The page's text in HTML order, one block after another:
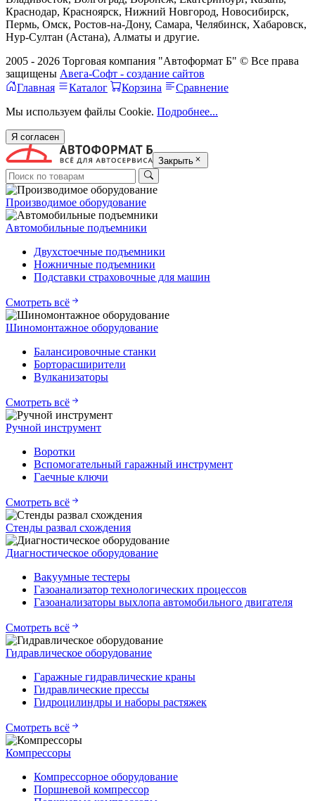
Краснодар, Красноярск, Нижний Новгород, Новосибирск,
Пермь, Омск, Ростов-на-Дону, Самара, Челябинск, Хабаровск,
Нур-Султан (Астана), Алматы и другие.
2005 - 2026 Торговая компания "Автоформат Б" © Все права
защищены Авега-Софт - создание сайтов
Главная
Каталог Корзина
Сравнение
Мы используем файлы Cookie. Подробнее...
Я согласен
Закрыть
Производимое оборудование
Автомобильные подъемники
Двухстоечные подъемники
Ножничные подъемники
Подставки страховочные для машин
Смотреть всё
Шиномонтажное оборудование
Балансировочные станки
Борторасширители
Вулканизаторы
Смотреть всё
Ручной инструмент
Воротки
Вспомогательный гаражный инструмент
Гаечные ключи
Смотреть всё
Стенды развал схождения
Диагностическое оборудование
Вакуумные тестеры
Газоанализатор технологических процессов
Газоанализаторы выхлопа автомобильного двигателя
Смотреть всё
Гидравлическое оборудование
Гаражные гидравлические краны
Гидравлические прессы
Гидроцилиндры и наборы растяжек
Смотреть всё
Компрессоры
Компрессорное оборудование
Поршневой компрессор